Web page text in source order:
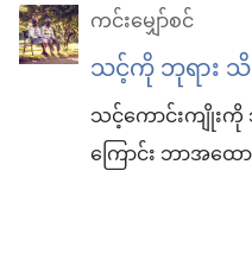
ကင်းမျှော်စင်
သင့်ကို ဘုရား
သင့်ကောင်းကျိုး
ကြောင်း ဘာအထ